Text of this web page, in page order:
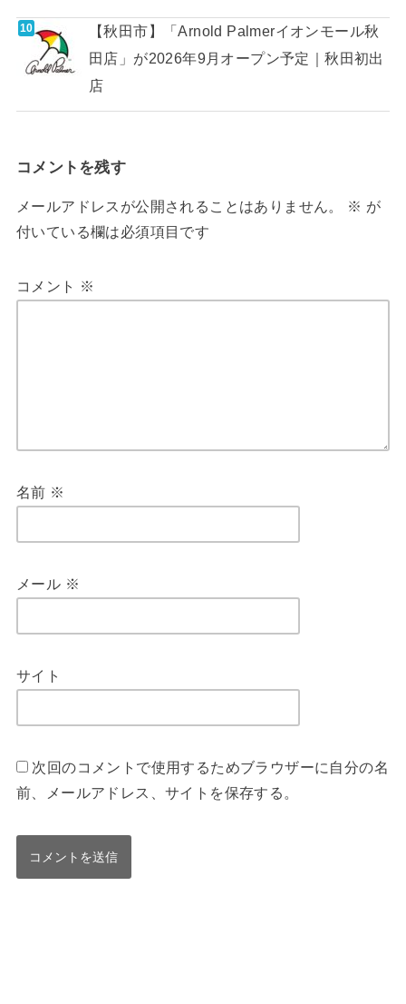
【秋田市】「Arnold Palmerイオンモール秋
田店」が2026年9月オープン予定｜秋田初出
店
コメントを残す
メールアドレスが公開されることはありません。 ※ が
付いている欄は必須項目です
コメント ※
名前 ※
メール ※
サイト
次回のコメントで使用するためブラウザーに自分の名
前、メールアドレス、サイトを保存する。